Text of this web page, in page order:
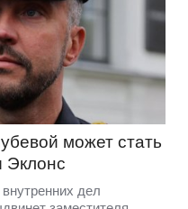
может стать
дел